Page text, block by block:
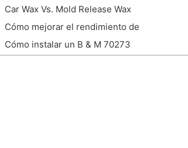
servicio en un Dodge RAM 2003
Car Wax Vs. Mold Release Wax
Cómo mejorar el rendimiento de
combustible de un Nissan Versa
Cómo instalar un B & M 70273